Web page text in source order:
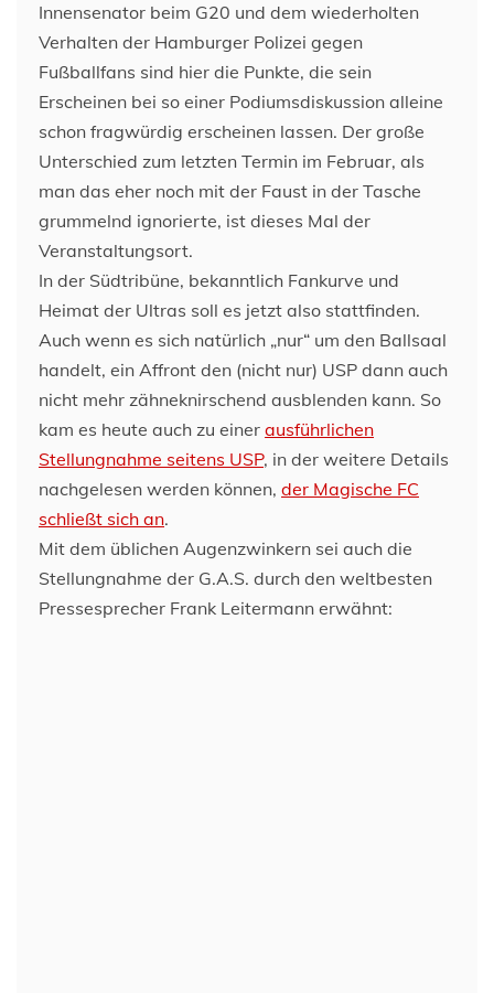
Innensenator beim G20 und dem wiederholten
Verhalten der Hamburger Polizei gegen
Fußballfans sind hier die Punkte, die sein
Erscheinen bei so einer Podiumsdiskussion alleine
schon fragwürdig erscheinen lassen. Der große
Unterschied zum letzten Termin im Februar, als
man das eher noch mit der Faust in der Tasche
grummelnd ignorierte, ist dieses Mal der
Veranstaltungsort.
In der Südtribüne, bekanntlich Fankurve und
Heimat der Ultras soll es jetzt also stattfinden.
Auch wenn es sich natürlich „nur“ um den Ballsaal
handelt, ein Affront den (nicht nur) USP dann auch
nicht mehr zähneknirschend ausblenden kann. So
kam es heute auch zu einer ausführlichen
Stellungnahme seitens USP, in der weitere Details
nachgelesen werden können, der Magische FC
schließt sich an.
Mit dem üblichen Augenzwinkern sei auch die
Stellungnahme der G.A.S. durch den weltbesten
Pressesprecher Frank Leitermann erwähnt: